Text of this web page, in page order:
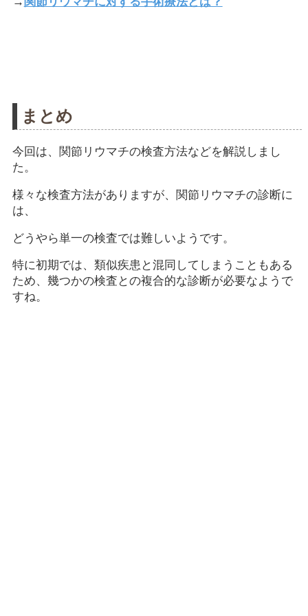
まとめ
今回は、関節リウマチの検査方法などを解説しまし
た。
様々な検査方法がありますが、関節リウマチの診断に
は、
どうやら単一の検査では難しいようです。
特に初期では、類似疾患と混同してしまうこともある
ため、幾つかの検査との複合的な診断が必要なようで
すね。